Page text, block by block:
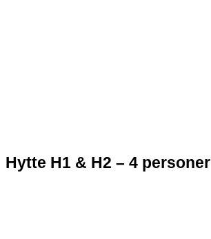
Hytte H1 & H2 – 4 personer